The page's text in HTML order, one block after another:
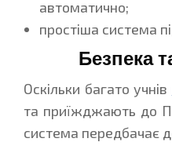
автоматично;
простіша система
Безпека
Оскільки багато учнів
та приїжджають до
система передбачає